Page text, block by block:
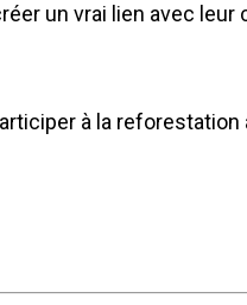
un vrai lien avec leur
à la reforestation